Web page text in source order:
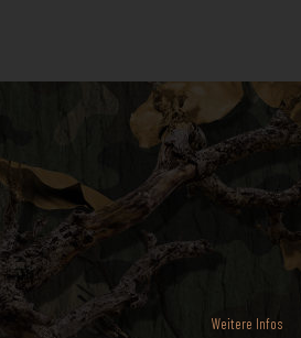
Weitere Infos